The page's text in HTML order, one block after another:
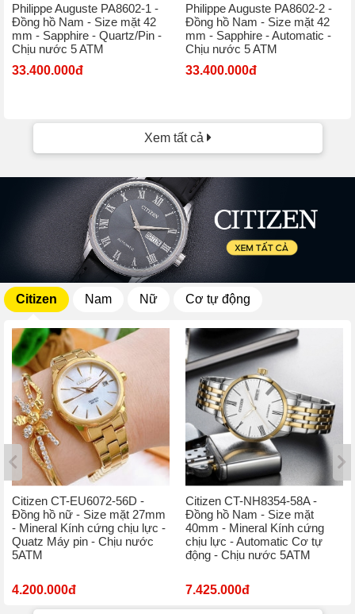
Philippe Auguste PA8602-1 -
Đồng hồ Nam - Size mặt 42
mm - Sapphire - Quartz/Pin -
Chịu nước 5 ATM
33.400.000đ
Philippe Auguste PA8602-2 -
Đồng hồ Nam - Size mặt 42
mm - Sapphire - Automatic -
Chịu nước 5 ATM
33.400.000đ
Xem tất cả
Citizen Nam Nữ Cơ tự động
Citizen CT-EU6072-56D -
Đồng hồ nữ - Size mặt 27mm
- Mineral Kính cứng chịu lực -
Quatz Máy pin - Chịu nước
5ATM
4.200.000đ
Citizen CT-NH8354-58A -
Đồng hồ Nam - Size mặt
40mm - Mineral Kính cứng
chịu lực - Automatic Cơ tự
động - Chịu nước 5ATM
7.425.000đ